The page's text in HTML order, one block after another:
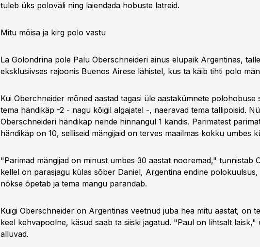
tuleb üks poloväli ning laiendada hobuste latreid.
Mitu mõisa ja kirg polo vastu
La Golondrina pole Palu Oberschneideri ainus elupaik Argentinas,
eksklusiivses rajoonis Buenos Airese lähistel, kus ta käib tihti polo
Kui Oberchneider mõned aastad tagasi üle aastakümnete polohobuse
tema händikäp -2 - nagu kõigil algajatel -, naeravad tema tallipoisid.
Oberschneideri händikäp nende hinnangul 1 kandis. Parimatest
händikäp on 10, selliseid mängijaid on terves maailmas kokku umbes
"Parimad mängijad on minust umbes 30 aastat nooremad," tunnistab
kellel on parasjagu külas sõber Daniel, Argentina endine
nõkse õpetab ja tema mängu parandab.
Kuigi Oberschneider on Argentinas veetnud juba hea mitu aastat, on
keel kehvapoolne, käsud saab ta siiski jagatud. "Paul on lihtsalt laisk,"
alluvad.